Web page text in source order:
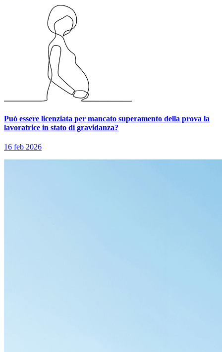
Può essere licenziata per mancato superamento della prova la
lavoratrice in stato di gravidanza?
16 feb 2026